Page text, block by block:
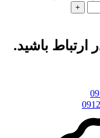
ارتباط باشید.